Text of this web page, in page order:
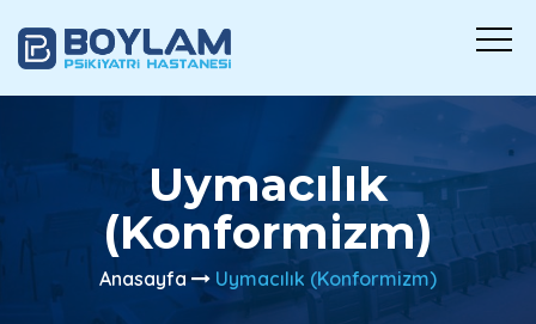
Uymacılık
(Konformizm)
Anasayfa Uymacılık (Konformizm)